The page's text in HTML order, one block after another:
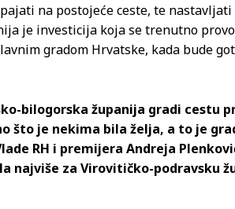
na postojeće ceste, te
je investicija koja se trenutno
gradom Hrvatske, kada bude
bilogorska županija gradi cestu
što je nekima bila želja, a to je
RH i premijera Andreja
najviše za Virovitičko-podravsku